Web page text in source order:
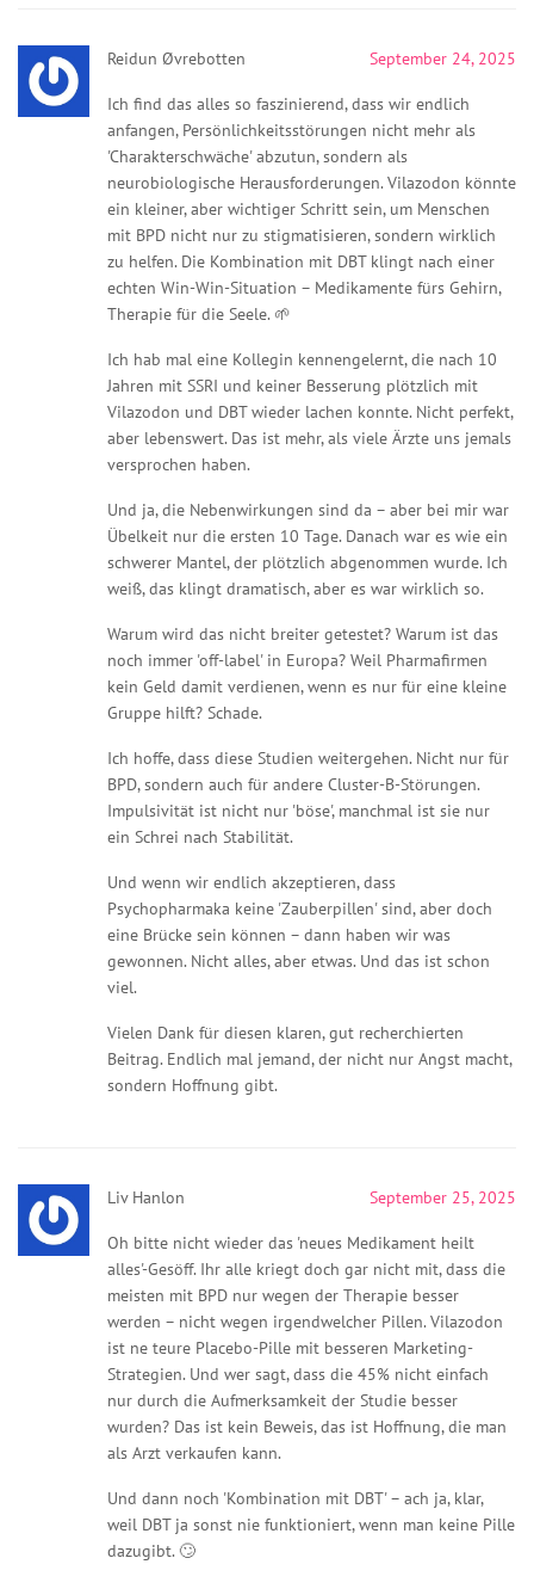
Reidun Øvrebotten September 24, 2025
Ich find das alles so faszinierend, dass wir endlich
anfangen, Persönlichkeitsstörungen nicht mehr als
'Charakterschwäche' abzutun, sondern als
neurobiologische Herausforderungen. Vilazodon könnte
ein kleiner, aber wichtiger Schritt sein, um Menschen
mit BPD nicht nur zu stigmatisieren, sondern wirklich
zu helfen. Die Kombination mit DBT klingt nach einer
echten Win-Win-Situation – Medikamente fürs Gehirn,
Therapie für die Seele. 🌱
Ich hab mal eine Kollegin kennengelernt, die nach 10
Jahren mit SSRI und keiner Besserung plötzlich mit
Vilazodon und DBT wieder lachen konnte. Nicht perfekt,
aber lebenswert. Das ist mehr, als viele Ärzte uns jemals
versprochen haben.
Und ja, die Nebenwirkungen sind da – aber bei mir war
Übelkeit nur die ersten 10 Tage. Danach war es wie ein
schwerer Mantel, der plötzlich abgenommen wurde. Ich
weiß, das klingt dramatisch, aber es war wirklich so.
Warum wird das nicht breiter getestet? Warum ist das
noch immer 'off-label' in Europa? Weil Pharmafirmen
kein Geld damit verdienen, wenn es nur für eine kleine
Gruppe hilft? Schade.
Ich hoffe, dass diese Studien weitergehen. Nicht nur für
BPD, sondern auch für andere Cluster-B-Störungen.
Impulsivität ist nicht nur 'böse', manchmal ist sie nur
ein Schrei nach Stabilität.
Und wenn wir endlich akzeptieren, dass
Psychopharmaka keine 'Zauberpillen' sind, aber doch
eine Brücke sein können – dann haben wir was
gewonnen. Nicht alles, aber etwas. Und das ist schon
viel.
Vielen Dank für diesen klaren, gut recherchierten
Beitrag. Endlich mal jemand, der nicht nur Angst macht,
sondern Hoffnung gibt.
Liv Hanlon September 25, 2025
Oh bitte nicht wieder das 'neues Medikament heilt
alles'-Gesöff. Ihr alle kriegt doch gar nicht mit, dass die
meisten mit BPD nur wegen der Therapie besser
werden – nicht wegen irgendwelcher Pillen. Vilazodon
ist ne teure Placebo-Pille mit besseren Marketing-
Strategien. Und wer sagt, dass die 45% nicht einfach
nur durch die Aufmerksamkeit der Studie besser
wurden? Das ist kein Beweis, das ist Hoffnung, die man
als Arzt verkaufen kann.
Und dann noch 'Kombination mit DBT' – ach ja, klar,
weil DBT ja sonst nie funktioniert, wenn man keine Pille
dazugibt. 🙄